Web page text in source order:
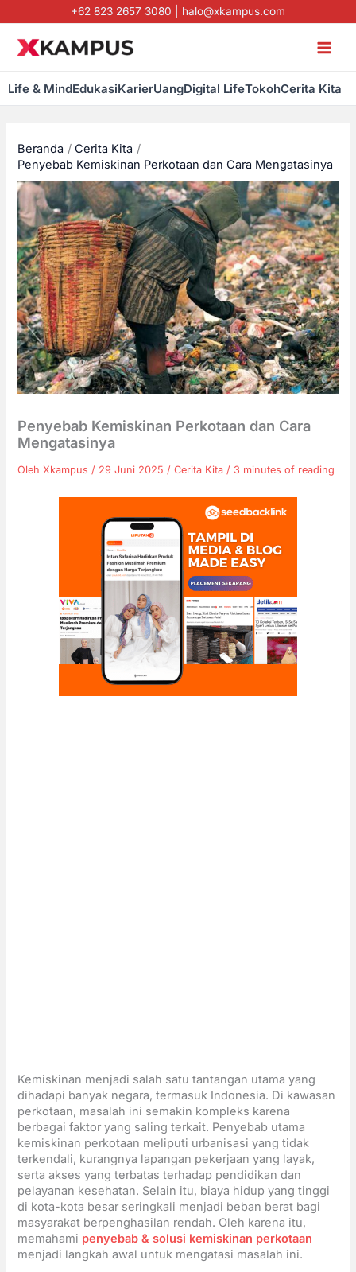
ke
konten
+62 823 2657 3080 halo@xkampus.com
Life & MindEdukasiKarierUangDigital LifeTokohCerita Kita
Beranda
Cerita Kita
Penyebab Kemiskinan Perkotaan dan Cara Mengatasinya
Penyebab Kemiskinan Perkotaan dan Cara
Mengatasinya
Oleh Xkampus / 29 Juni 2025 /Cerita Kita / 3 minutes of reading
Kemiskinan menjadi salah satu tantangan utama yang
dihadapi banyak negara, termasuk Indonesia. Di kawasan
perkotaan, masalah ini semakin kompleks karena
berbagai faktor yang saling terkait. Penyebab utama
kemiskinan perkotaan meliputi urbanisasi yang tidak
terkendali, kurangnya lapangan pekerjaan yang layak,
serta akses yang terbatas terhadap pendidikan dan
pelayanan kesehatan. Selain itu, biaya hidup yang tinggi
di kota-kota besar seringkali menjadi beban berat bagi
masyarakat berpenghasilan rendah. Oleh karena itu,
memahami penyebab & solusi kemiskinan perkotaan
menjadi langkah awal untuk mengatasi masalah ini.